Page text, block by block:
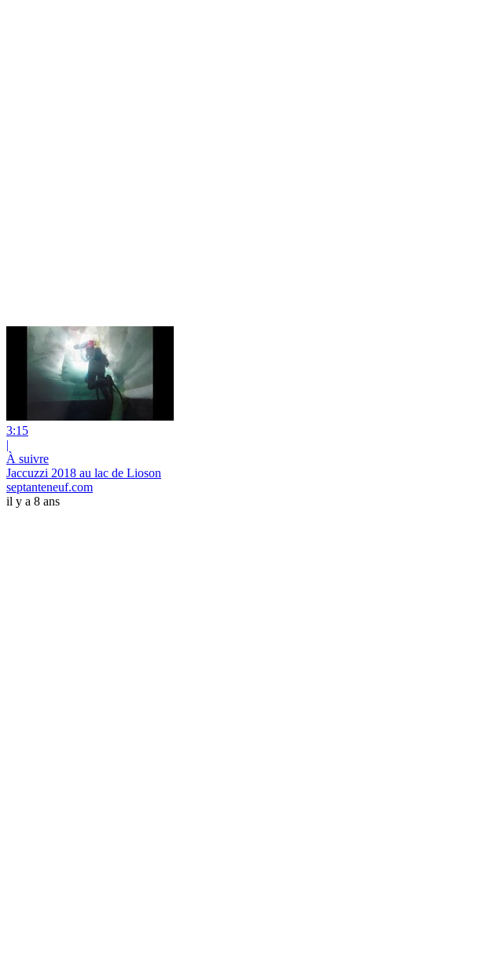
3:15
|
À suivre
Jaccuzzi 2018 au lac de Lioson
septanteneuf.com
il y a 8 ans